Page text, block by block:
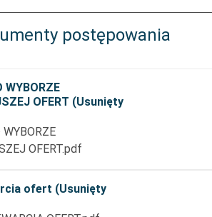
postępowania
WYBORZE
OFERT (Usunięty
OFERT.pdf
ofert (Usunięty